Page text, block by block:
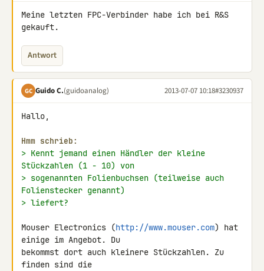
Meine letzten FPC-Verbinder habe ich bei R&S
gekauft.
Antwort
GC Guido C.(guidoanalog) 2013-07-07 10:18#3230937
Hallo,
Hmm schrieb:
> Kennt jemand einen Händler der kleine
Stückzahlen (1 - 10) von
> sogenannten Folienbuchsen (teilweise auch
Folienstecker genannt)
> liefert?
Mouser Electronics (http://www.mouser.com) hat
einige im Angebot. Du
bekommst dort auch kleinere Stückzahlen. Zu
finden sind die